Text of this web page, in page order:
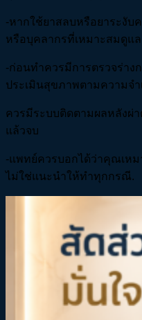
-หากใช้ยาสลบหรือยาระงั
หรือบุคลากรที่เหมาะสมดูแล
-ก่อนทำควรมีการตรวจร่าง
ประเมินสุขภาพตามความจำ
ควรมีระบบติดตามผลหลังผ่า
แล้วจบ
-แพทย์ควรบอกได้ว่าคุณเห
ไม่ใช่แนะนำให้ทำทุกกรณี.